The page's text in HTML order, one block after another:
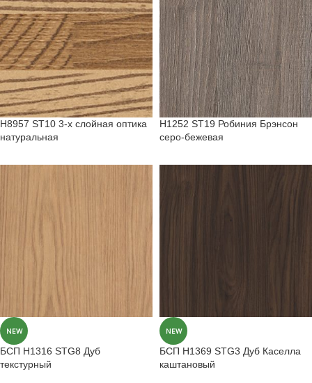
H8957 ST10 3-х слойная оптика
натуральная
H1252 ST19 Робиния Брэнсон
серо-бежевая
NEW
БСП H1316 STG8 Дуб
текстурный
NEW
БСП H1369 STG3 Дуб Каселла
каштановый